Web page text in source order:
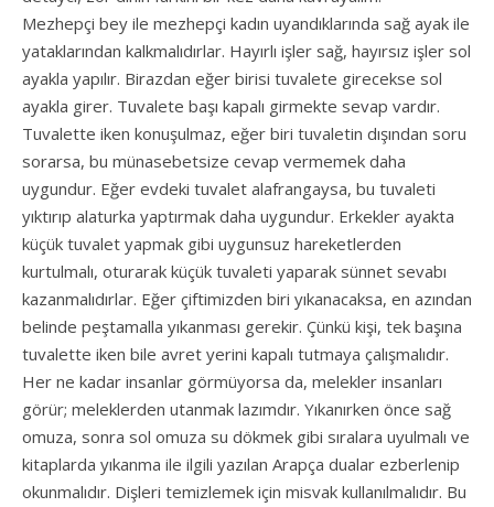
Mezhepçi bey ile mezhepçi kadın uyandıklarında sağ ayak ile
yataklarından kalkmalıdırlar. Hayırlı işler sağ, hayırsız işler sol
ayakla yapılır. Birazdan eğer birisi tuvalete girecekse sol
ayakla girer. Tuvalete başı kapalı girmekte sevap vardır.
Tuvalette iken konuşulmaz, eğer biri tuvaletin dışından soru
sorarsa, bu münasebetsize cevap vermemek daha
uygundur. Eğer evdeki tuvalet alafrangaysa, bu tuvaleti
yıktırıp alaturka yaptırmak daha uygundur. Erkekler ayakta
küçük tuvalet yapmak gibi uygunsuz hareketlerden
kurtulmalı, oturarak küçük tuvaleti yaparak sünnet sevabı
kazanmalıdırlar. Eğer çiftimizden biri yıkanacaksa, en azından
belinde peştamalla yıkanması gerekir. Çünkü kişi, tek başına
tuvalette iken bile avret yerini kapalı tutmaya çalışmalıdır.
Her ne kadar insanlar görmüyorsa da, melekler insanları
görür; meleklerden utanmak lazımdır. Yıkanırken önce sağ
omuza, sonra sol omuza su dökmek gibi sıralara uyulmalı ve
kitaplarda yıkanma ile ilgili yazılan Arapça dualar ezberlenip
okunmalıdır. Dişleri temizlemek için misvak kullanılmalıdır. Bu